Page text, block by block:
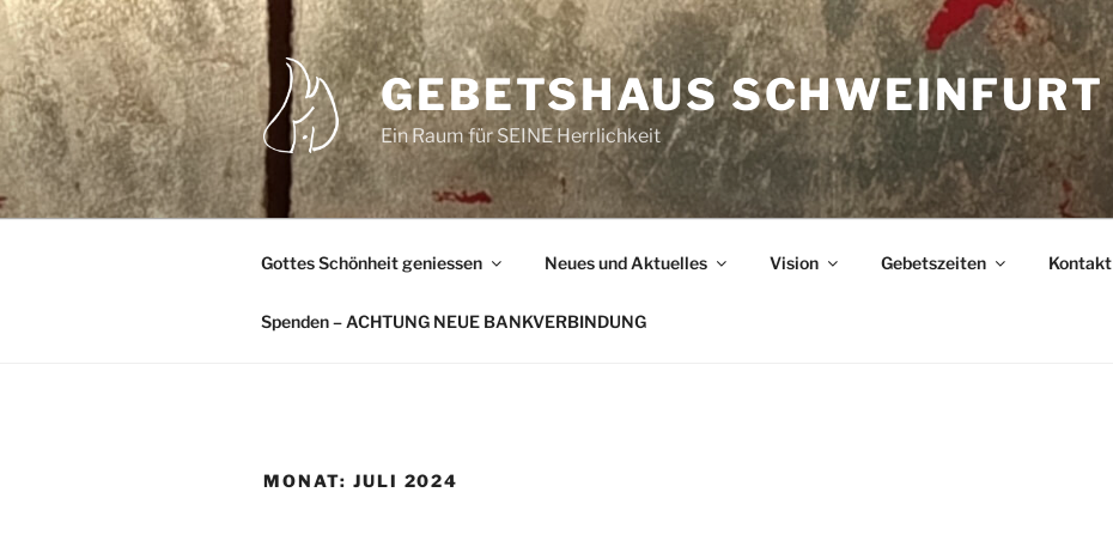
Zum
Inhalt
springen
GEBETSHAUS SCHWEINFURT
Ein Raum für SEINE Herrlichkeit
Gottes Schönheit geniessen Neues und Aktuelles Vision Gebetszeiten Kontakt
Spenden – ACHTUNG NEUE BANKVERBINDUNG
MONAT: JULI 2024